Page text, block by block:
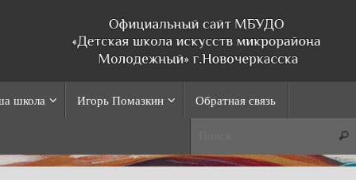
школа Игорь Помазкин Обратная связь